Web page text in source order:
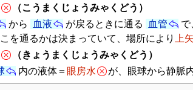
（こうまくじょうみゃくどう）
から 血液 が戻るときに通る 血管 で
を通るかは決まっていて、場所により
上
（きょうまくじょうみゃくどう）
内の液体＝ 眼房水 が、眼球から静脈